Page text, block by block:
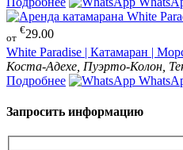
от
€29.00
White Paradise | Катамаран |
Коста-Адехе, Пуэрто-Колон,
Подробнее
Запросить информацию